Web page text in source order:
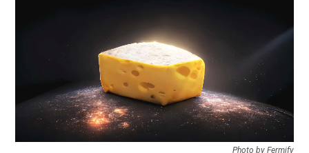
Photo by Fermify